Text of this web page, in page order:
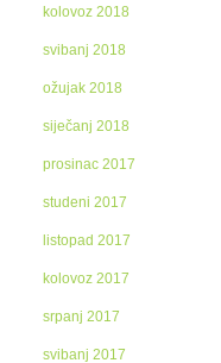
kolovoz 2018
svibanj 2018
ožujak 2018
siječanj 2018
prosinac 2017
studeni 2017
listopad 2017
kolovoz 2017
srpanj 2017
svibanj 2017